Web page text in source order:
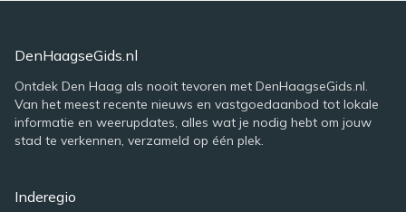
DenHaagseGids.nl
Ontdek Den Haag als nooit tevoren met DenHaagseGids.nl.
Van het meest recente nieuws en vastgoedaanbod tot lokale
informatie en weerupdates, alles wat je nodig hebt om jouw
stad te verkennen, verzameld op één plek.
Inderegio